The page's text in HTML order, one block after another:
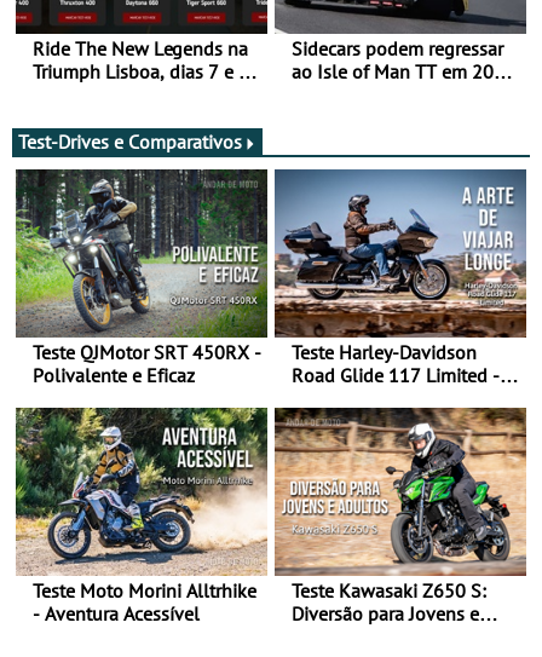
Ride The New Legends na
Triumph Lisboa, dias 7 e 8
Sidecars podem regressar
ao Isle of Man TT em 2027
Test-Drives e Comparativos
Teste QJMotor SRT 450RX -
Polivalente e Eficaz
Teste Harley-Davidson
Road Glide 117 Limited - A
Teste Moto Morini Alltrhike
- Aventura Acessível
Teste Kawasaki Z650 S:
Diversão para Jovens e